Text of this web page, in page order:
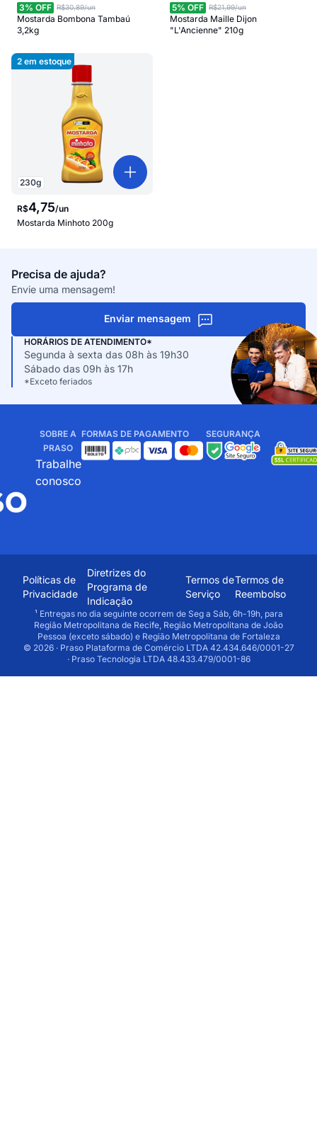
3% OFF R$30,89/un
Mostarda Bombona Tambaú
3,2kg
5% OFF R$21,99/un
Mostarda Maille Dijon
"L'Ancienne" 210g
230g
2 em estoque
R$4,75/un
Mostarda Minhoto 200g
Precisa de ajuda?
Envie uma mensagem!
Enviar mensagem
HORÁRIOS DE ATENDIMENTO*
Segunda à sexta das 08h às 19h30
Sábado das 09h às 17h
*Exceto feriados
SOBRE A
PRASO
Trabalhe
conosco
FORMAS DE PAGAMENTO SEGURANÇA
Políticas de
Privacidade
Diretrizes do
Programa de
Indicação
Termos de
Serviço
Termos de
Reembolso
¹ Entregas no dia seguinte ocorrem de Seg a Sáb, 6h-19h, para
Região Metropolitana de Recife, Região Metropolitana de João
Pessoa (exceto sábado) e Região Metropolitana de Fortaleza
© 2026 · Praso Plataforma de Comércio LTDA 42.434.646/0001-27
· Praso Tecnologia LTDA 48.433.479/0001-86